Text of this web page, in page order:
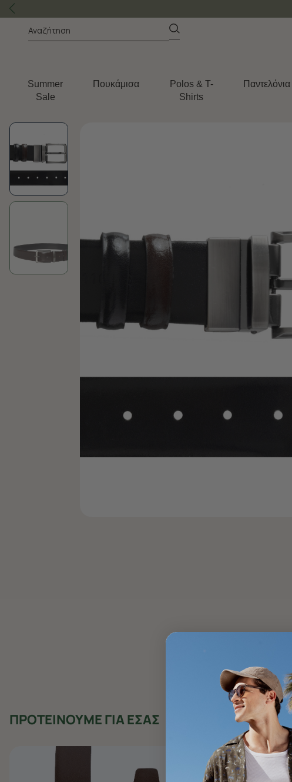
Summer
Sale
Πουκάμισα
Polos & T-
Shirts
Παντελόνια
ΠΡΟΤΕΙΝΟΥΜΕ ΓΙΑ ΕΣΑΣ